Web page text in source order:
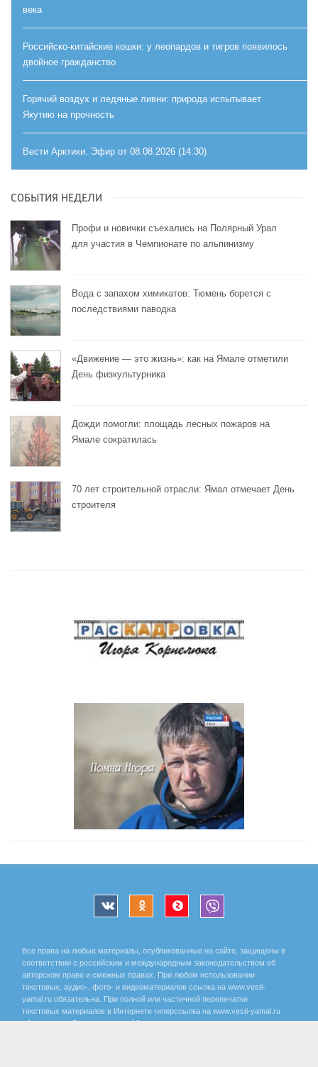
века
Российско-китайские кошки: у леопардов и тигров появилось
двойное гражданство
Горячий воздух и ледяные ливни: природа испытывает
Якутию на прочность
Вести Арктики. Эфир от 08.08.2026 (14:30)
СОБЫТИЯ НЕДЕЛИ
Профи и новички съехались на Полярный Урал
для участия в Чемпионате по альпинизму
Вода с запахом химикатов: Тюмень борется с
последствиями паводка
«Движение — это жизнь»: как на Ямале отметили
День физкультурника
Дожди помогли: площадь лесных пожаров на
Ямале сократилась
70 лет строительной отрасли: Ямал отмечает День
строителя
Все права на любые материалы, опубликованные на сайте, защищены в
соответствии с российским и международным законодательством об
авторском праве и смежных правах. При любом использовании
текстовых, аудио-, фото- и видеоматериалов ссылка на www.vesti-
yamal.ru обязательна. При полной или частичной перепечатке
текстовых материалов в Интернете гиперссылка на www.vesti-yamal.ru
обязательна. Для лиц старше 16 лет.